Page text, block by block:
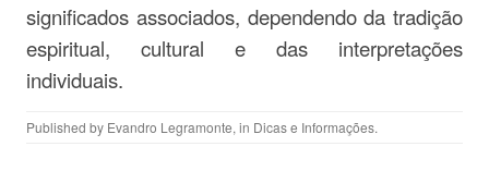
significados associados, dependendo da tradição
espiritual, cultural e das interpretações
individuais.
Published by Evandro Legramonte, in Dicas e Informações.